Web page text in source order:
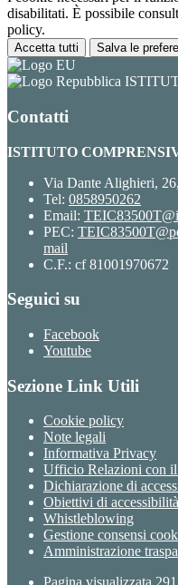
disabilitati. È possibile
policy.
Accetta tutti Salva le
Contatti
ISTITUTO
Via Dante Alighieri,
Tel: 0858950262
Email:
PEC:
mail
C.F.: cf 81001970672
Seguici su
Facebook
Youtube
Sezione Link Utili
Cookie policy
Note legali
Informativa Privacy
Ufficio Relazioni con
Dichiarazione di
Obiettivi di accessibilità
Whistleblowing
Gestione consensi
Amministrazione